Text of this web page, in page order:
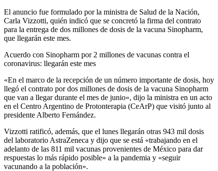
El anuncio fue formulado por la ministra de Salud de la Nación,
Carla Vizzotti, quién indicó que se concretó la firma del contrato
para la entrega de dos millones de dosis de la vacuna Sinopharm,
que llegarán este mes.
Acuerdo con Sinopharm por 2 millones de vacunas contra el
coronavirus: llegarán este mes
«En el marco de la recepción de un número importante de dosis, hoy
llegó el contrato por dos millones de dosis de la vacuna Sinopharm
que van a llegar durante el mes de junio», dijo la ministra en un acto
en el Centro Argentino de Protonterapia (CeArP) que visitó junto al
presidente Alberto Fernández.
Vizzotti ratificó, además, que el lunes llegarán otras 943 mil dosis
del laboratorio AstraZeneca y dijo que se está «trabajando en el
adelanto de las 811 mil vacunas provenientes de México para dar
respuestas lo más rápido posible» a la pandemia y «seguir
vacunando a la población».